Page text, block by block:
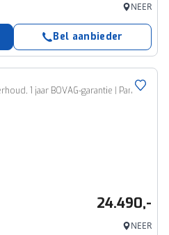
NEER
Bel aanbieder
1.5 All-in geprijsd: inclusief onderhoud, 1 jaar BOVAG-garantie | Panorama dak | Adaptieve cruise | Blis | Memory |
24.490,-
NEER